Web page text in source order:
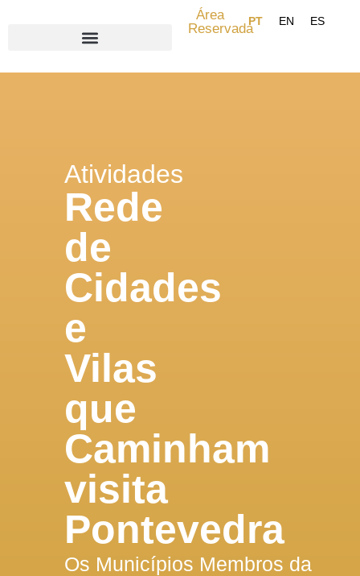
Área
Reservada
Atividades
Rede
de
Cidades
e
Vilas
que
Caminham
visita
Pontevedra
Os Municípios Membros da